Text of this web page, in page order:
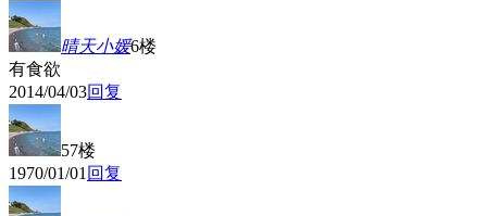
晴天小媛6楼
有食欲
2014/04/03回复
57楼
1970/01/01 回复